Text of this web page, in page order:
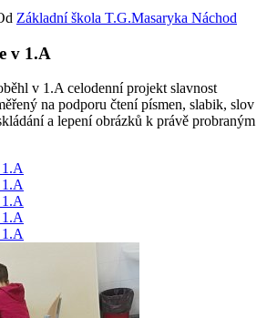
Základní škola T.G.Masaryka Náchod
v 1.A
v 1.A celodenní projekt slavnost
na podporu čtení písmen, slabik, slov
a lepení obrázků k právě probraným